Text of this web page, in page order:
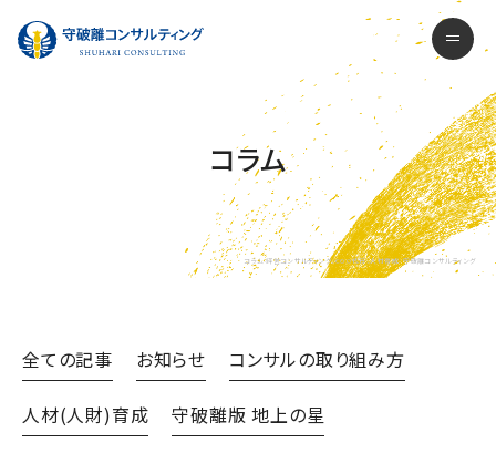
守破離コンサルティング株式会社
コラム-経営コンサルティング、COO代行、人材育成- 守破離コンサルティング
コラム
全ての記事 お知らせ コンサルの取り組み方
人材(人財)育成 守破離版 地上の星